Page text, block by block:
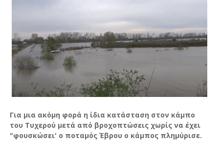
Για μια ακόμη φορά η ίδια κατάσταση στον κάμπο
του Τυχερού μετά από βροχοπτώσεις χωρίς να έχει
"φουσκώσει' ο ποταμός Έβρου ο κάμπος πλημύρισε.